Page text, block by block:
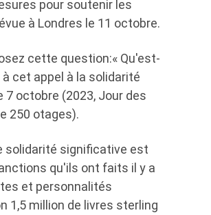
pour soutenir les
à Londres le 11 octobre.
cette question:« Qu'est-
cet appel à la solidarité
octobre (2023, Jour des
250 otages).
solidarité significative est
qu'ils ont faits il y a
et personnalités
1,5 million de livres sterling